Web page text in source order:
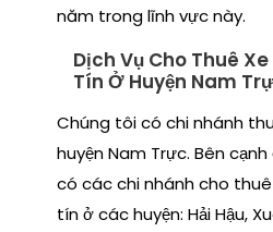
năm trong lĩnh vực này.
Dịch Vụ Cho Thuê
Tín Ở Huyện Nam
Chúng tôi có chi nhánh
huyện Nam Trực. Bên
có các chi nhánh cho
tín ở các huyện: Hải Hậu,